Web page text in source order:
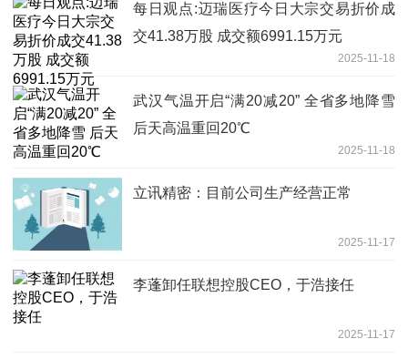
每日观点:迈瑞医疗今日大宗交易折价成
交41.38万股 成交额6991.15万元
2025-11-18
武汉气温开启“满20减20” 全省多地降雪
后天高温重回20℃
2025-11-18
立讯精密：目前公司生产经营正常
2025-11-17
李蓬卸任联想控股CEO，于浩接任
2025-11-17